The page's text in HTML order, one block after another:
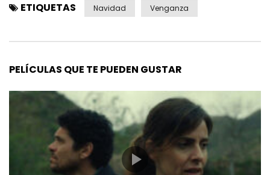
ETIQUETAS Navidad Venganza
PELÍCULAS QUE TE PUEDEN GUSTAR